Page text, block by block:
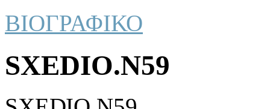
ΒΙΟΓΡΑΦΙΚΟ
SXEDIO.N59